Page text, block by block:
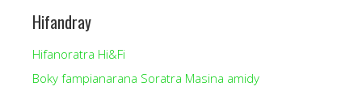
Hifandray
Hifanoratra Hi&Fi
Boky fampianarana Soratra Masina amidy